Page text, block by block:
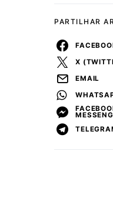
PARTILHAR
X
EMAIL